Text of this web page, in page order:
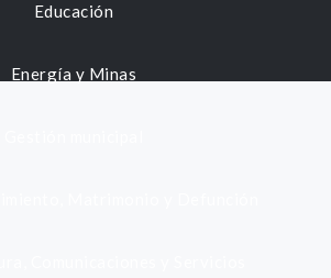
Educación
Energía y Minas